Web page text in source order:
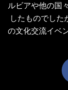
ルビアや他の国
したものでした
の文化交流イベ